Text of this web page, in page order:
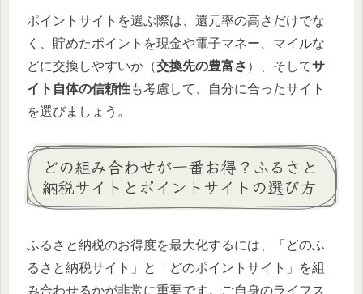
ポイントサイトを選ぶ際は、還元率の高さだけでな
く、貯めたポイントを現金や電子マネー、マイルな
どに交換しやすいか（交換先の豊富さ ）、そしてサ
イト自体の信頼性も考慮して、自分に合ったサイト
を選びましょう。
どの組み合わせが一番お得？ふるさと
納税サイトとポイントサイトの選び方
ふるさと納税のお得度を最大化するには、「どのふ
るさと納税サイト」と「どのポイントサイト」を組
み合わせるかが非常に重要です。ご自身のライフス